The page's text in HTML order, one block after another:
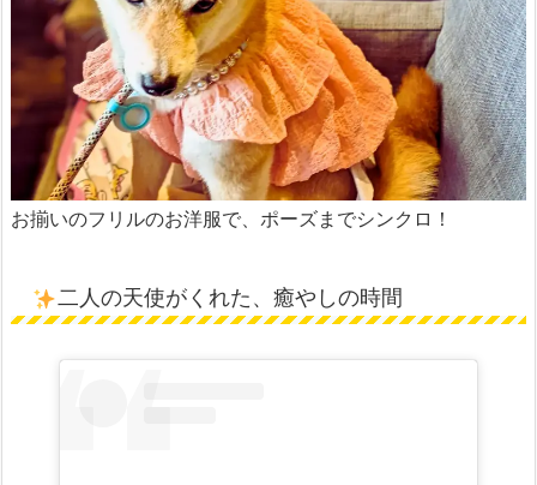
お揃いのフリルのお洋服で、ポーズまでシンクロ！
二人の天使がくれた、癒やしの時間